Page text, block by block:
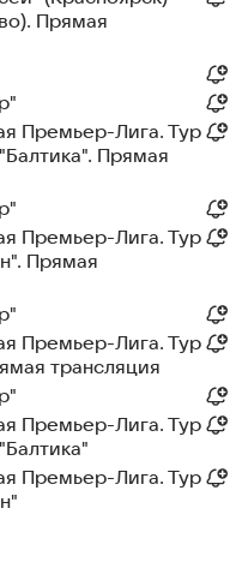
Прямая
Премьер-Лига. Тур
Прямая
Премьер-Лига. Тур
Прямая
Премьер-Лига. Тур
трансляция
Премьер-Лига. Тур
Премьер-Лига. Тур